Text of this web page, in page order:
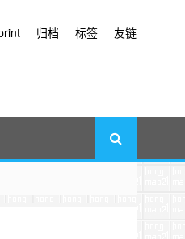
归档 标签 友链